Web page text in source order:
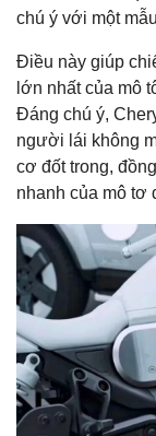
chú ý với một
Điều này giúp
lớn nhất của mô
Đáng chú ý,
người lái không
cơ đốt trong,
nhanh của mô tơ